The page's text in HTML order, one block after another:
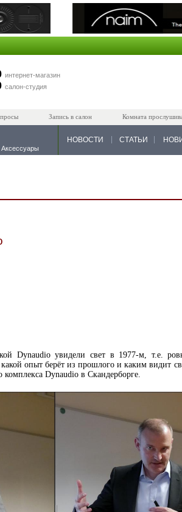
интернет-магазин
салон-студия
Запись в салон Комната
Аксессуары
НОВОСТИ СТАТЬИ
Dynaudio увидели свет в 1977-м, т.е.
опыт берёт из прошлого и каким видит
Dynaudio в Скандерборге.